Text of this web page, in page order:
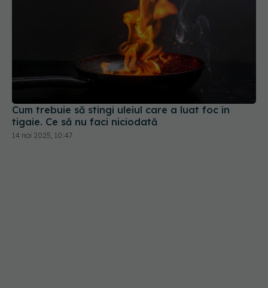
Cum trebuie să stingi uleiul care a luat foc în
tigaie. Ce să nu faci niciodată